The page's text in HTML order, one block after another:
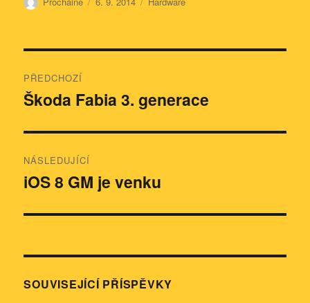
pro
PŘEDCHOZÍ
Předchozí
Škoda Fabia 3. generace
NÁSLEDUJÍCÍ
Následující
iOS 8 GM je venku
SOUVISEJÍCÍ PŘÍSPĚVKY